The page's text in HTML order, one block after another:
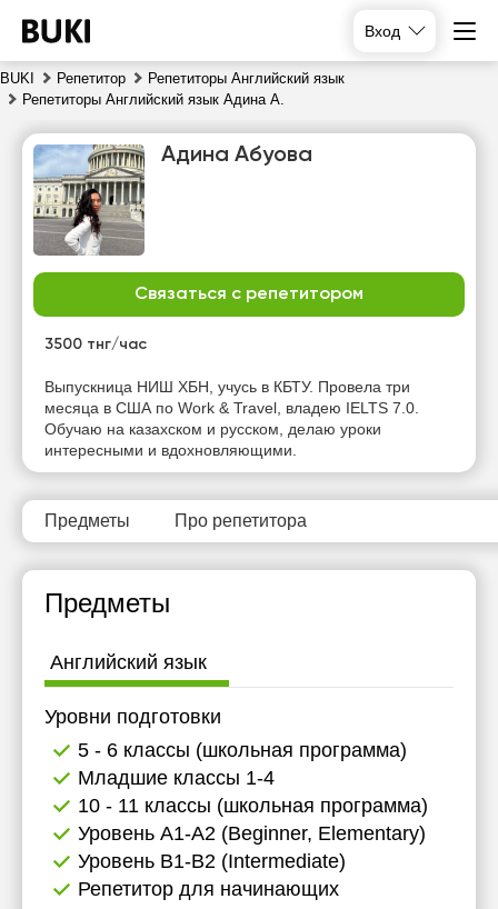
Вход
BUKI Репетитор
Репетиторы Английский язык
Репетиторы Английский язык Адина А.
Адина Абуова
Связаться с репетитором
3500 тнг/час
Выпускница НИШ ХБН, учусь в КБТУ. Провела три
месяца в США по Work & Travel, владею IELTS 7.0.
Обучаю на казахском и русском, делаю уроки
интересными и вдохновляющими.
Предметы Про репетитора
Предметы
Английский язык
Уровни подготовки
5 - 6 классы (школьная программа)
Младшие классы 1-4
10 - 11 классы (школьная программа)
Уровень А1-А2 (Beginner, Elementary)
Уровень B1-B2 (Intermediate)
Репетитор для начинающих
пт
сб
14:00
14:30
15:00
15:30
16:30
17:30
18:00
18:30
19:00
19:30
20:00
Нет
свободных
часов
Нет
свободных
часов
свободных